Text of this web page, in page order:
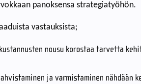
panoksensa strategiatyöhön.
vastauksista;
nousu korostaa tarvetta
ja varmistaminen nähdään